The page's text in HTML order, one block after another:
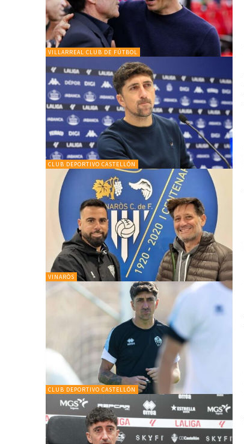
VILLARREAL CLUB DE FÚTBOL
CLUB DEPORTIVO CASTELLÓN
VINARÒS
CLUB DEPORTIVO CASTELLÓN